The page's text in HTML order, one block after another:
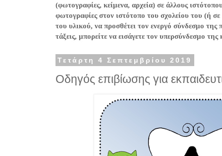
(φωτογραφίες, κείμενα, αρχεία) σε άλλους
φωτογραφίες στον ιστότοπο του σχολείου του (ή
του υλικού, να προσθέτει τον ενεργό σύνδεσμο
τάξεις, μπορείτε να εισάγετε τον υπερσύνδεσμο
Τετάρτη 4 Σεπτεμβρίου 2019
Οδηγός επιβίωσης για